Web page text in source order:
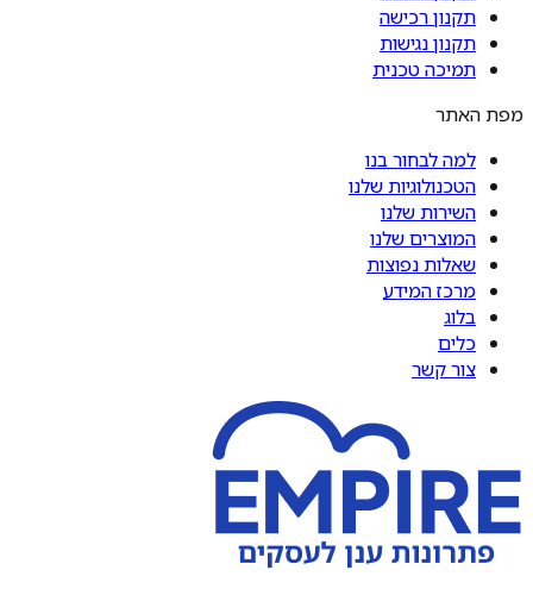
תקנון רכישה
תקנון נגישות
תמיכה טכנית
מפת האתר
למה לבחור בנו
הטכנולוגיות שלנו
השירות שלנו
המוצרים שלנו
שאלות נפוצות
מרכז המידע
בלוג
כלים
צור קשר